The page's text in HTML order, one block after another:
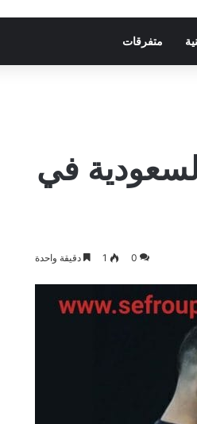
متفرقات
في
0
1 دقيقة واحدة